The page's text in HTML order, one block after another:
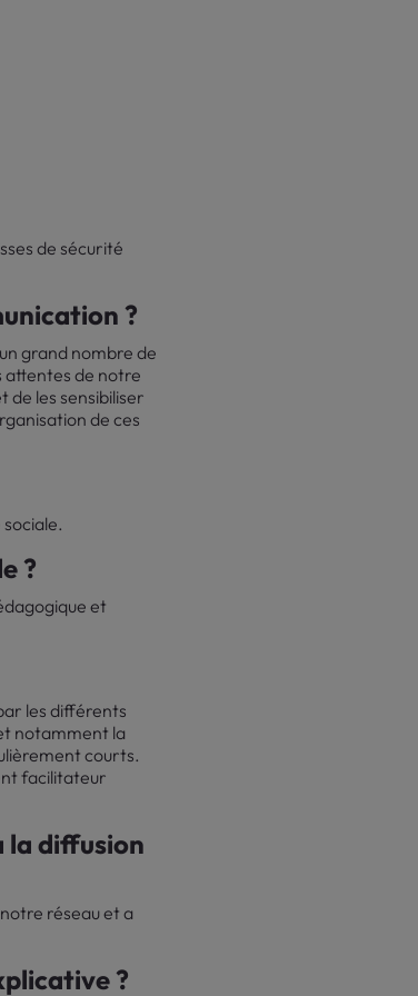
de sécurité
?
grand nombre de
attentes de notre
de les sensibiliser
de ces
?
et
les différents
notamment la
courts.
facilitateur
la diffusion
réseau et a
?